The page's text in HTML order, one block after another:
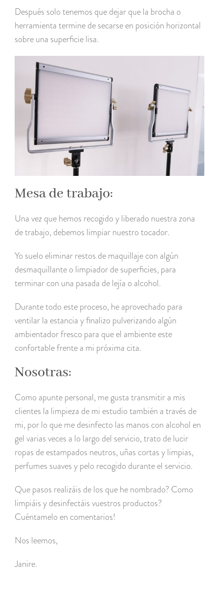
Después solo tenemos que dejar que la brocha o
herramienta termine de secarse en posición horizontal
sobre una superficie lisa.
Mesa de trabajo:
Una vez que hemos recogido y liberado nuestra zona
de trabajo, debemos limpiar nuestro tocador.
Yo suelo eliminar restos de maquillaje con algún
desmaquillante o limpiador de superficies, para
terminar con una pasada de lejía o alcohol.
Durante todo este proceso, he aprovechado para
ventilar la estancia y finalizo pulverizando algún
ambientador fresco para que el ambiente este
confortable frente a mi próxima cita.
Nosotras:
Como apunte personal, me gusta transmitir a mis
clientes la limpieza de mi estudio también a través de
mi, por lo que me desinfecto las manos con alcohol en
gel varias veces a lo largo del servicio, trato de lucir
ropas de estampados neutros, uñas cortas y limpias,
perfumes suaves y pelo recogido durante el servicio.
Que pasos realizáis de los que he nombrado? Como
limpiáis y desinfectáis vuestros productos?
Cuéntamelo en comentarios!
Nos leemos,
Janire.